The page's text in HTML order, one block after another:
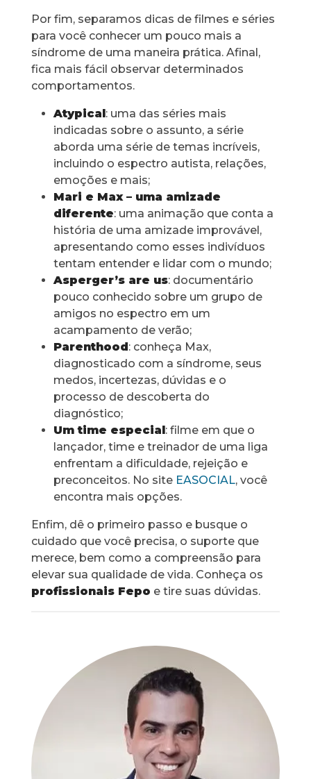
Por fim, separamos dicas de filmes e séries
para você conhecer um pouco mais a
síndrome de uma maneira prática. Afinal,
fica mais fácil observar determinados
comportamentos.
Atypical : uma das séries mais
indicadas sobre o assunto, a série
aborda uma série de temas incríveis,
incluindo o espectro autista, relações,
emoções e mais;
Mari e Max – uma amizade
diferente: uma animação que conta a
história de uma amizade improvável,
apresentando como esses indivíduos
tentam entender e lidar com o mundo;
Asperger’s are us: documentário
pouco conhecido sobre um grupo de
amigos no espectro em um
acampamento de verão;
Parenthood : conheça Max,
diagnosticado com a síndrome, seus
medos, incertezas, dúvidas e o
processo de descoberta do
diagnóstico;
Um time especial : filme em que o
lançador, time e treinador de uma liga
enfrentam a dificuldade, rejeição e
preconceitos. No site EASOCIAL, você
encontra mais opções.
Enfim, dê o primeiro passo e busque o
cuidado que você precisa, o suporte que
merece, bem como a compreensão para
elevar sua qualidade de vida. Conheça os
profissionais Fepo e tire suas dúvidas.